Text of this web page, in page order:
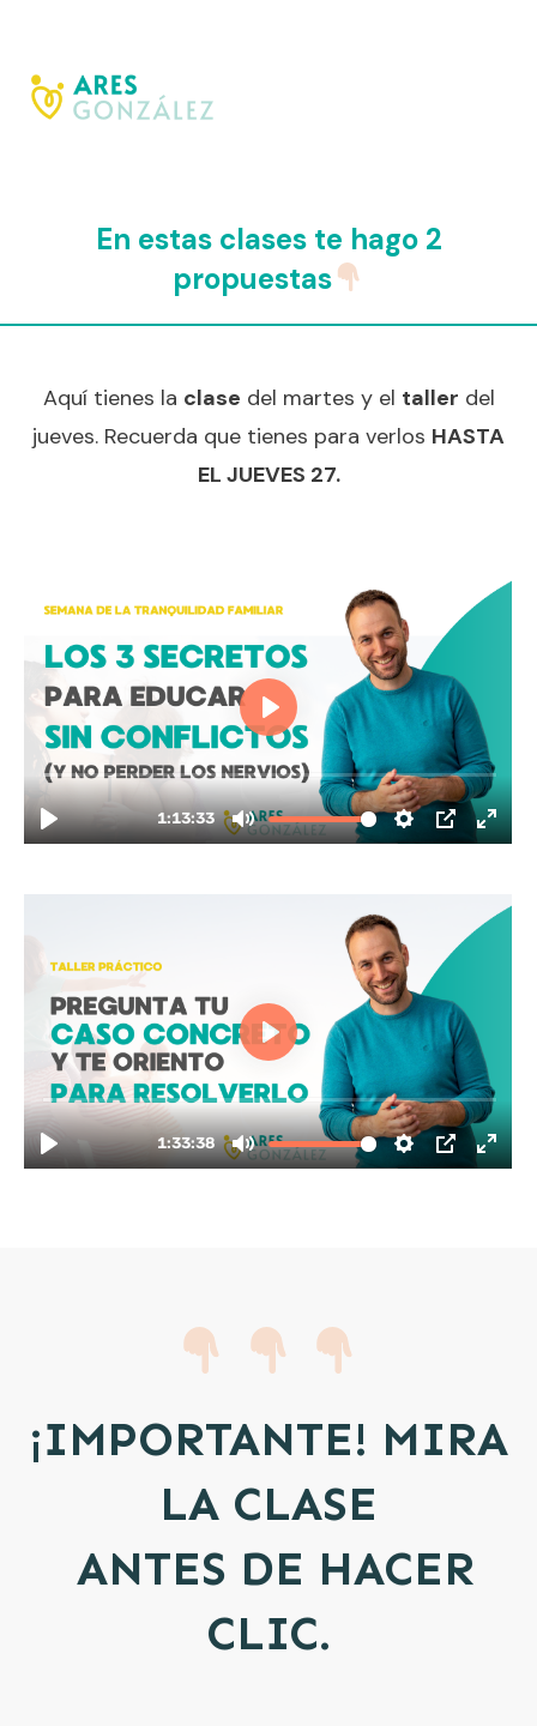
En estas clases te hago 2
propuestas
Aquí tienes la clase del martes y el taller del
jueves. Recuerda que tienes para verlos HASTA
EL JUEVES 27.
¡IMPORTANTE! MIRA
LA CLASE
ANTES DE HACER
CLIC.